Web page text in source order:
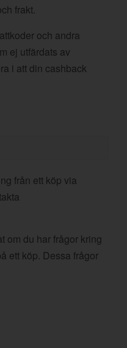
frakt.
och andra
ej utfärdats av
i att din cashback
från ett köp via
om du har frågor kring
ett köp. Dessa frågor